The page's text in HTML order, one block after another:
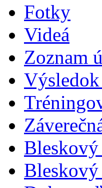
Fotky
Videá
Zoznam
Bleskový
Bleskový